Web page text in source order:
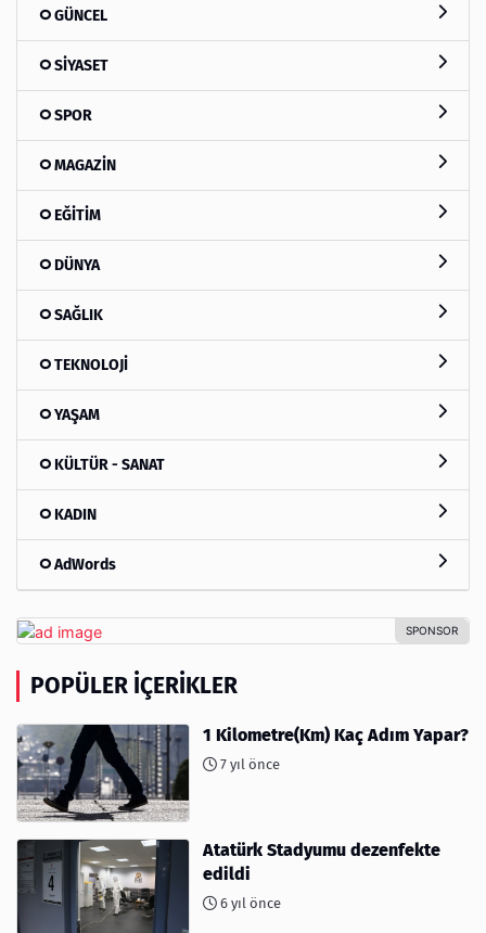
GÜNCEL
SİYASET
SPOR
MAGAZİN
EĞİTİM
DÜNYA
SAĞLIK
TEKNOLOJİ
YAŞAM
KÜLTÜR - SANAT
KADIN
AdWords
POPÜLER İÇERIKLER
1 Kilometre(Km) Kaç Adım Yapar?
7 yıl önce
Atatürk Stadyumu dezenfekte
edildi
6 yıl önce